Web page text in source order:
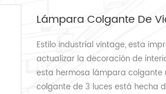
Lámpara Colgante De
Estilo industrial vintage, esta
actualizar la decoración de
esta hermosa lámpara colgante
colgante de 3 luces está hecha